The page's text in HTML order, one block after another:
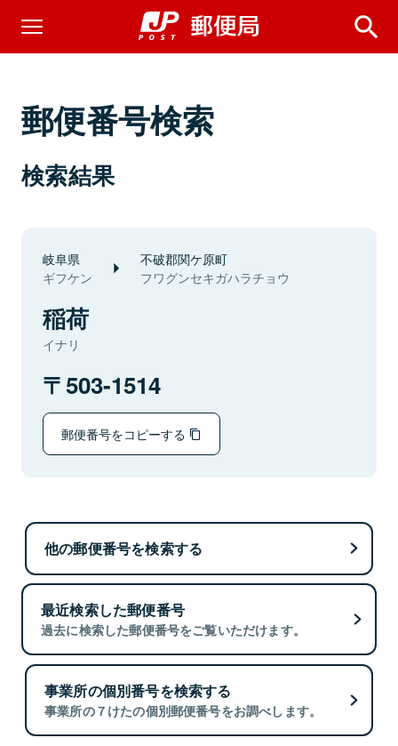
郵便番号検索
検索結果
岐阜県
ギフケン
不破郡関ケ原町
フワグンセキガハラチョウ
稲荷
イナリ
503-1514
郵便番号をコピーする
他の郵便番号を検索する
最近検索した郵便番号
過去に検索した郵便番号をご覧いただけます。
事業所の個別番号を検索する
事業所の７けたの個別郵便番号をお調べします。